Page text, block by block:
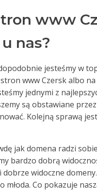
www
nas?
jesteśmy w
www Czersk albo na
jednymi z
są obstawiane
Kolejną sprawą
jak domena radzi
bardzo dobrą
widoczne
młoda. Co pokazuje